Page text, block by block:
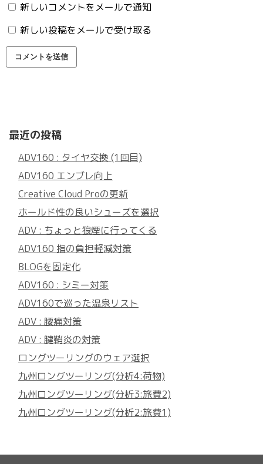
新しいコメントをメールで通知
新しい投稿をメールで受け取る
最近の投稿
ADV160 : タイヤ交換 (1回目)
ADV160 エンブレ向上
Creative Cloud Proの更新
ホールド性の良いシューズを選択
ADV : ちょっと狼煙に行ってくる
ADV160 指の負担軽減対策
BLOGを固定化
ADV160 : シミー対策
ADV160で巡った温泉リスト
ADV : 腰痛対策
ADV : 腱鞘炎の対策
ロングツーリングのウェア選択
九州ロングツーリング(分析4:荷物)
九州ロングツーリング(分析3:旅費2)
九州ロングツーリング(分析2:旅費1)